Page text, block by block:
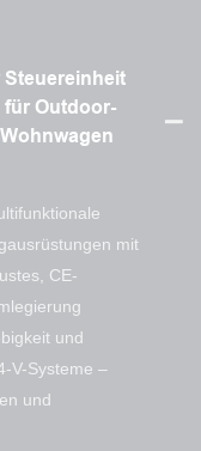
Steuereinheit
Outdoor-
mit
CE-
und
V-Systeme –
und